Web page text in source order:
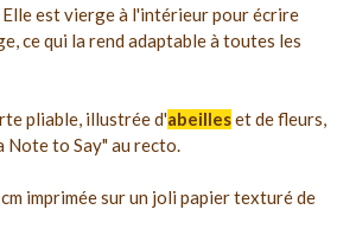
est vierge à l'intérieur pour écrire
ce qui la rend adaptable à toutes les
pliable, illustrée d'abeilleset de fleurs,
Note to Say" au recto.
imprimée sur un joli papier texturé de